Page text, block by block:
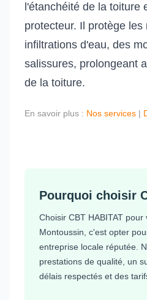
l'étanchéité de la toiture
protecteur. Il protège les
infiltrations d'eau, des
salissures, prolongeant
de la toiture.
En savoir plus : Nos services |
Pourquoi choisir
Choisir CBT HABITAT pour
Montoussin, c'est opter
entreprise locale réputée.
prestations de qualité, un
délais respectés et des